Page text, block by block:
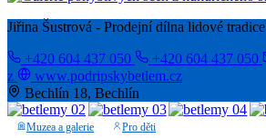
Jiřina Šustrová - Prodejní dílna lidové tradice
+420 604 437 050 +420 604 437 050
z
www.podripskybetlem.cz
Bechlín 18, Bechlín
Muzea a galerie Pro děti